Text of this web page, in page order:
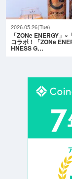
2026.05.26(Tue)
「ZONe ENERGY」×
コラボ！「ZONe
HNESS G…